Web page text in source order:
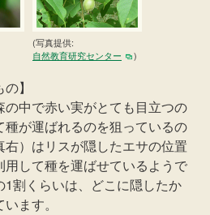
(写真提供:
自然教育研究センター
)
】
中で赤い実がとても目立つの
が運ばれるのを狙っているの
）はリスが隠したエサの位置
用して種を運ばせているようで
割くらいは、どこに隠したか
ます。